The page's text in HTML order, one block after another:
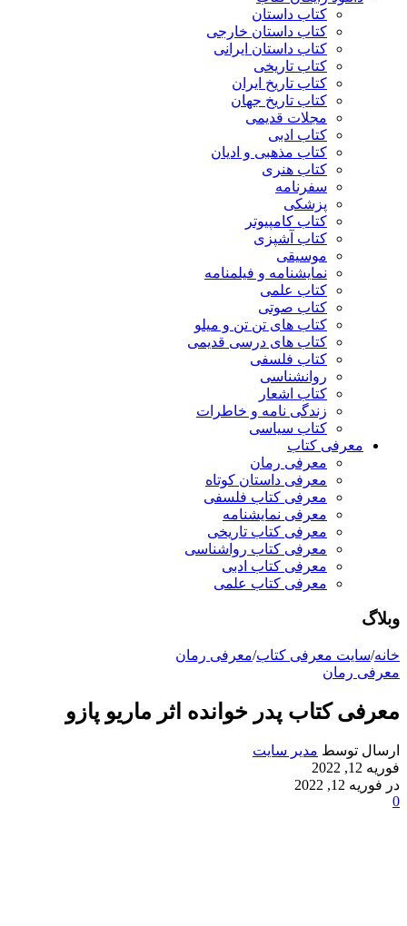
کتاب داستان
کتاب داستان خارجی
کتاب داستان ایرانی
کتاب تاریخی
کتاب تاریخ ایران
کتاب تاریخ جهان
مجلات قدیمی
کتاب ادبی
کتاب مذهبی و ادیان
کتاب هنری
سفرنامه
پزشکی
کتاب کامپیوتر
کتاب آشپزی
موسیقی
نمایشنامه و فیلمنامه
کتاب علمی
کتاب صوتی
کتاب های تن تن و میلو
کتاب های درسی قدیمی
کتاب فلسفی
روانشناسی
کتاب اشعار
زندگی نامه و خاطرات
کتاب سیاسی
معرفی کتاب
معرفی رمان
معرفی داستان کوتاه
معرفی کتاب فلسفی
معرفی نمایشنامه
معرفی کتاب تاریخی
معرفی کتاب رواشناسی
معرفی کتاب ادبی
معرفی کتاب علمی
وبلاگ
خانه/سایت معرفی کتاب/معرفی رمان
معرفی رمان
معرفی کتاب پدر خوانده اثر ماریو پازو
ارسال توسط مدیر سایت
فوریه 12, 2022
در فوریه 12, 2022
0